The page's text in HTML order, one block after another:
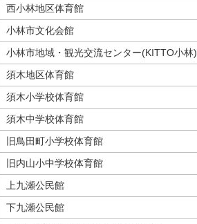
西小林地区体育館
小林市文化会館
小林市地域・観光交流センター(KITTO小林)
須木地区体育館
須木小学校体育館
須木中学校体育館
旧鳥田町小学校体育館
旧内山小中学校体育館
上九瀬公民館
下九瀬公民館